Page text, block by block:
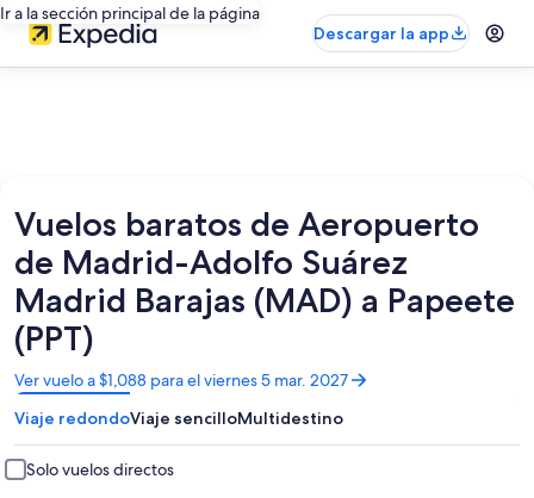
Ir a la sección principal de la página
Descargar la app
Vuelos baratos de Aeropuerto
de Madrid-Adolfo Suárez
Madrid Barajas (MAD) a Papeete
(PPT)
Ver vuelo a $1,088 para el viernes 5 mar. 2027
Se
abrirá
en
una
nueva
ventana
Viaje redondoViaje sencilloMultidestino
Solo vuelos directos